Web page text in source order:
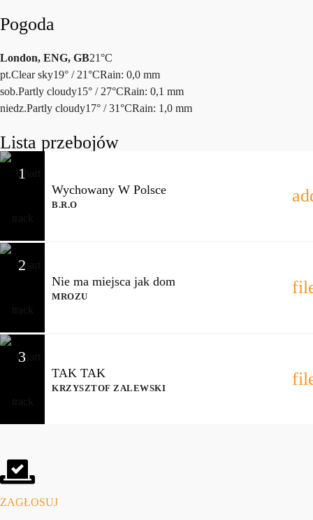
Pogoda
London, ENG, GB21°C
pt.Clear sky19° / 21°CRain: 0,0 mm
sob.Partly cloudy15° / 27°CRain: 0,1 mm
niedz.Partly cloudy17° / 31°CRain: 1,0 mm
Lista przebojów
1
Wychowany W Polsce
B.R.O
2
Nie ma miejsca jak dom
MROZU
3
TAK TAK
KRZYSZTOF ZALEWSKI
ZAGŁOSUJ